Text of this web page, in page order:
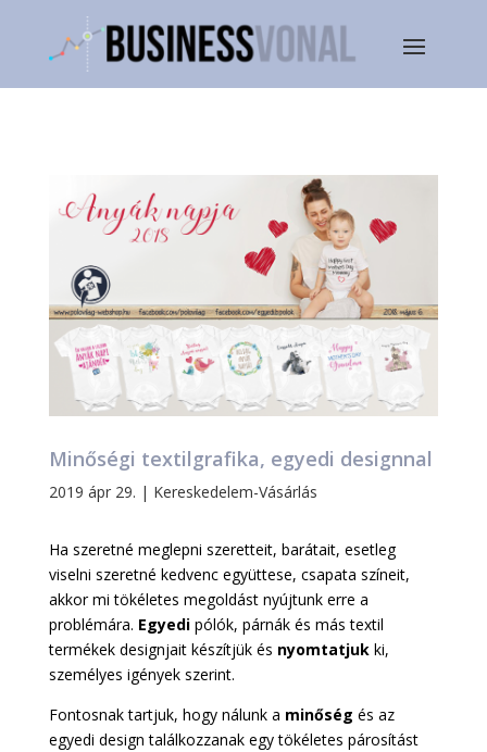
Minőségi textilgrafika, egyedi designnal
2019 ápr 29. | Kereskedelem-Vásárlás
Ha szeretné meglepni szeretteit, barátait, esetleg
viselni szeretné kedvenc együttese, csapata színeit,
akkor mi tökéletes megoldást nyújtunk erre a
problémára. Egyedipólók, párnák és más textil
termékek designjait készítjük és nyomtatjukki,
személyes igények szerint.
Fontosnak tartjuk, hogy nálunk a minőség és az
egyedi design találkozzanak egy tökéletes párosítást